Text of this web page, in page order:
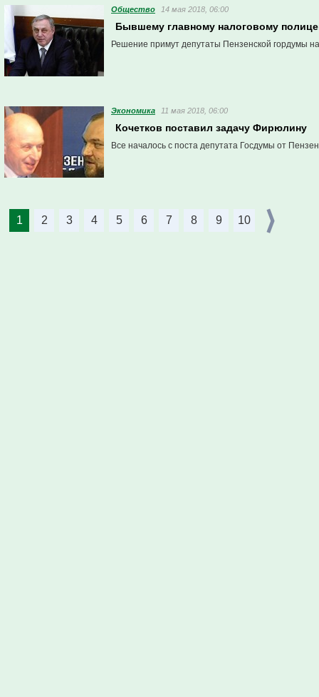
Общество 14 мая 2018, 06:00
Бывшему главному налоговому
Решение примут депутаты Пензенской гордумы
Экономика 11 мая 2018, 06:00
Кочетков поставил задачу Фирюлину
Все началось с поста депутата Госдумы от
1 2 3 4 5 6 7 8 9 10